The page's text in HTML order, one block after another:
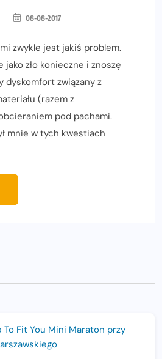
08-08-2017
zwykle jest jakiś problem.
jako zło konieczne i znoszę
dyskomfort związany z
(razem z
pod pachami.
mnie w tych kwestiach
To Fit You Mini Maraton przy